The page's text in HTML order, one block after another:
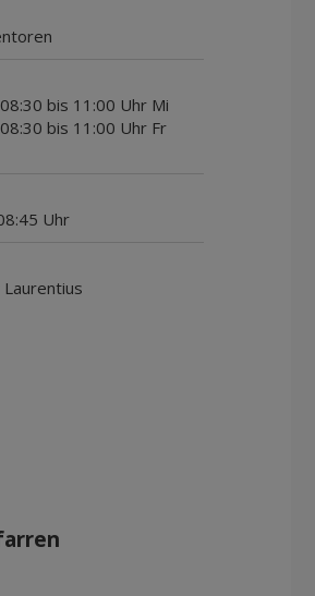
bis 11:00 Uhr Mi
bis 11:00 Uhr Fr
Uhr